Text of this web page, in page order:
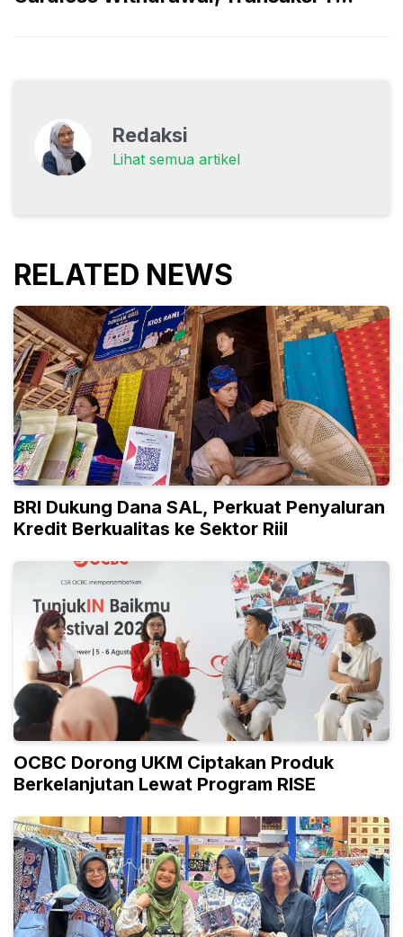
Redaksi
Lihat semua artikel
RELATED NEWS
BRI Dukung Dana SAL, Perkuat Penyaluran
Kredit Berkualitas ke Sektor Riil
OCBC Dorong UKM Ciptakan Produk
Berkelanjutan Lewat Program RISE